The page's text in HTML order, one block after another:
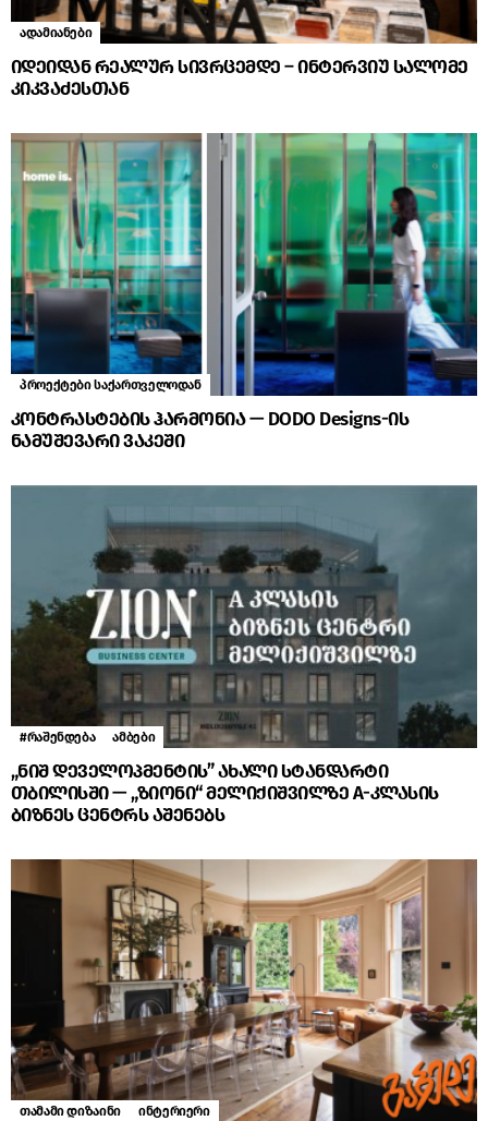
ადამიანები
იდეიდან რეალურ სივრცემდე – ინტერვიუ სალომე
კიკვაძესთან
პროექტები საქართველოდან
კონტრასტების ჰარმონია — DODO Designs-ის
ნამუშევარი ვაკეში
#რაშენდება ამბები
„ნიშ დეველოპმენტის” ახალი სტანდარტი
თბილისში — „ზიონი“ მელიქიშვილზე A-კლასის
ბიზნეს ცენტრს აშენებს
თამამი დიზაინი ინტერიერი